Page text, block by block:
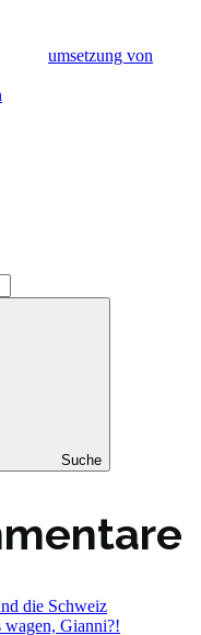
umsetzung von
Suche
die Schweiz
wagen, Gianni?!